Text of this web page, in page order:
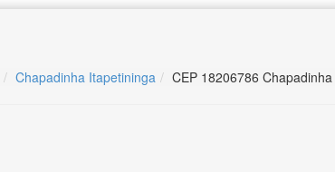
Chapadinha Itapetininga CEP 18206786